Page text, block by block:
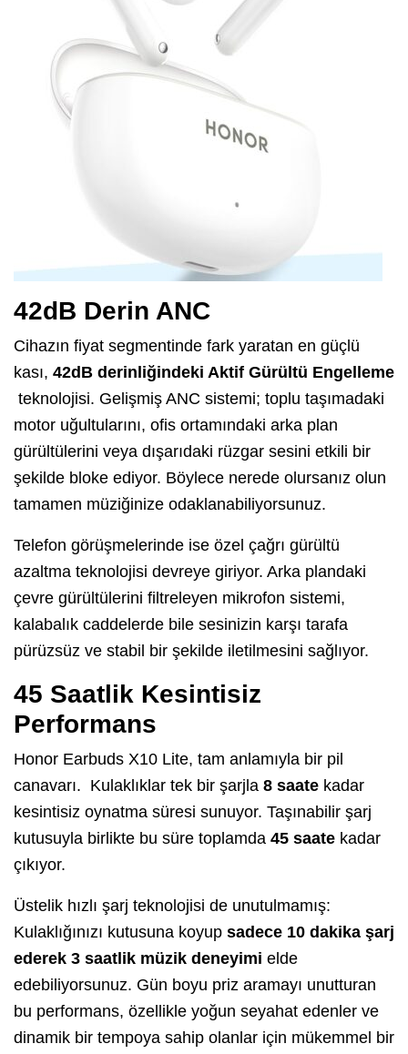
42dB Derin ANC
Cihazın fiyat segmentinde fark yaratan en güçlü
kası, 42dB derinliğindeki Aktif Gürültü Engelleme
teknolojisi. Gelişmiş ANC sistemi; toplu taşımadaki
motor uğultularını, ofis ortamındaki arka plan
gürültülerini veya dışarıdaki rüzgar sesini etkili bir
şekilde bloke ediyor. Böylece nerede olursanız olun
tamamen müziğinize odaklanabiliyorsunuz.
Telefon görüşmelerinde ise özel çağrı gürültü
azaltma teknolojisi devreye giriyor. Arka plandaki
çevre gürültülerini filtreleyen mikrofon sistemi,
kalabalık caddelerde bile sesinizin karşı tarafa
pürüzsüz ve stabil bir şekilde iletilmesini sağlıyor.
45 Saatlik Kesintisiz
Performans
Honor Earbuds X10 Lite, tam anlamıyla bir pil
canavarı. Kulaklıklar tek bir şarjla 8 saate kadar
kesintisiz oynatma süresi sunuyor. Taşınabilir şarj
kutusuyla birlikte bu süre toplamda 45 saate kadar
çıkıyor.
Üstelik hızlı şarj teknolojisi de unutulmamış:
Kulaklığınızı kutusuna koyup sadece 10 dakika şarj
ederek 3 saatlik müzik deneyimi elde
edebiliyorsunuz. Gün boyu priz aramayı unutturan
bu performans, özellikle yoğun seyahat edenler ve
dinamik bir tempoya sahip olanlar için mükemmel bir